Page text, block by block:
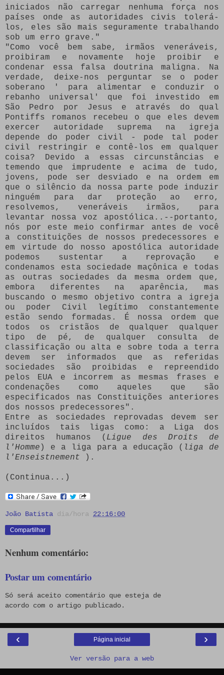
iniciados não carregar nenhuma força nos
países onde as autoridades civis tolerá-
los, eles são mais seguramente trabalhando
sob um erro grave."
"Como você bem sabe, irmãos veneráveis,
proibiram e novamente hoje proibir e
condenar essa falsa doutrina maligna. Na
verdade, deixe-nos perguntar se o poder
soberano ' para alimentar e conduzir o
rebanho universal' que foi investido em
São Pedro por Jesus e através do qual
Pontiffs romanos recebeu o que eles devem
exercer autoridade suprema na igreja
depende do poder civil - pode tal poder
civil restringir e contê-los em qualquer
coisa? Devido a essas circunstâncias e
temendo que imprudente e acima de tudo,
jovens, pode ser desviado e na ordem em
que o silêncio da nossa parte pode induzir
ninguém para dar proteção ao erro,
resolvemos, veneráveis irmãos, para
levantar nossa voz apostólica..--portanto,
nós por este meio confirmar antes de você
a constituições de nossos predecessores e
em virtude do nosso apostólica autoridade
podemos sustentar a reprovação e
condenamos esta sociedade maçônica e todas
as outras sociedades da mesma ordem que,
embora diferentes na aparência, mas
buscando o mesmo objetivo contra a igreja
ou poder Civil legítimo constantemente
estão sendo formadas. É nossa ordem que
todos os cristãos de qualquer qualquer
tipo de pé, de qualquer consulta de
classificação ou alta e sobre toda a terra
devem ser informados que as referidas
sociedades são proibidas e repreendido
pelos EUA e incorrem as mesmas frases e
condenações como aqueles que são
especificados nas Constituições anteriores
dos nossos predecessores".
Entre as sociedades reprovadas devem ser
incluídos tais ligas como: a Liga dos
direitos humanos ( Ligue des Droits de
l'Homme ) e a liga para a educação ( liga de
l'Enseistnement ).
(Continua...)
João Batista dia/hora 22:16:00
Compartilhar
Nenhum comentário:
Postar um comentário
Só será aceito comentário que esteja de
acordo com o artigo publicado.
‹ ›
Página inicial
Ver versão para a web